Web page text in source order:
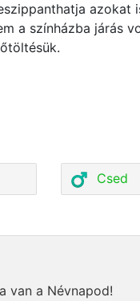
azokat
a színházba járás
Csed
van a Névnapod!